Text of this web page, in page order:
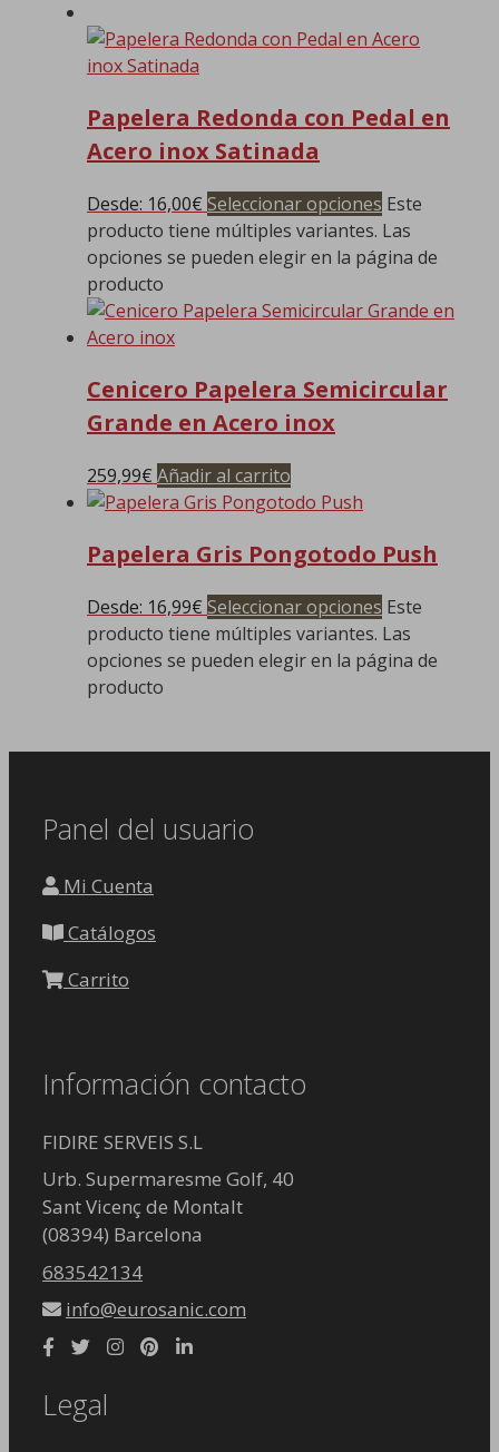
Papelera Redonda con Pedal en
Acero inox Satinada
Desde: 16,00€ Seleccionar opciones Este
producto tiene múltiples variantes. Las
opciones se pueden elegir en la página de
producto
Cenicero Papelera Semicircular
Grande en Acero inox
259,99€ Añadir al carrito
Papelera Gris Pongotodo Push
Desde: 16,99€ Seleccionar opciones Este
producto tiene múltiples variantes. Las
opciones se pueden elegir en la página de
producto
Panel del usuario
Mi Cuenta
Catálogos
Carrito
Información contacto
FIDIRE SERVEIS S.L
Urb. Supermaresme Golf, 40
Sant Vicenç de Montalt
(08394) Barcelona
683542134
info@eurosanic.com
Legal